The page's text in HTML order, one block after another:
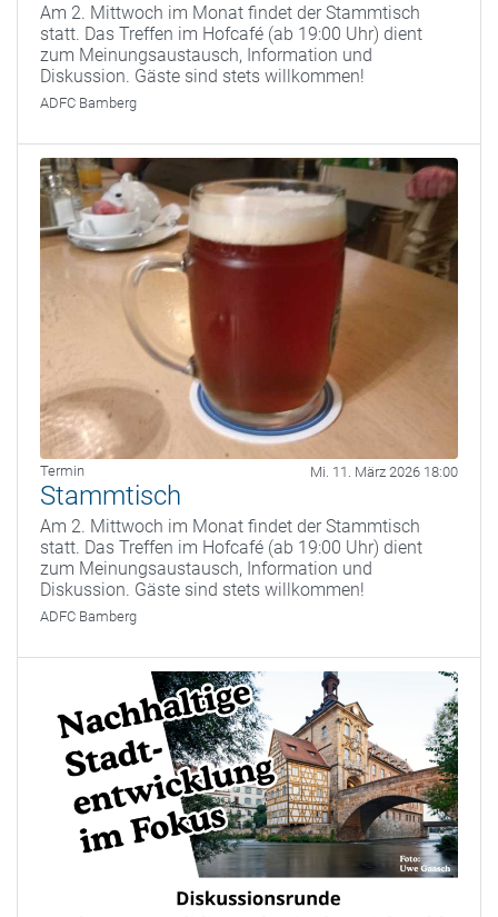
Am 2. Mittwoch im Monat findet der Stammtisch
statt. Das Treffen im Hofcafé (ab 19:00 Uhr) dient
zum Meinungsaustausch, Information und
Diskussion. Gäste sind stets willkommen!
ADFC Bamberg
Termin Mi. 11. März 2026 18:00
Stammtisch
Am 2. Mittwoch im Monat findet der Stammtisch
statt. Das Treffen im Hofcafé (ab 19:00 Uhr) dient
zum Meinungsaustausch, Information und
Diskussion. Gäste sind stets willkommen!
ADFC Bamberg